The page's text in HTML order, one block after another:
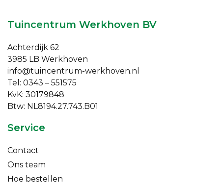
Tuincentrum Werkhoven BV
Achterdijk 62
3985 LB Werkhoven
info@tuincentrum-werkhoven.nl
Tel: 0343 – 551575
KvK: 30179848
Btw: NL8194.27.743.B01
Service
Contact
Ons team
Hoe bestellen